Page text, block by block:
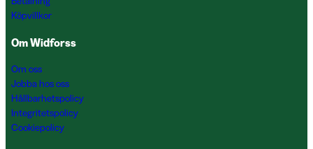
Köpvillkor
Om Widforss
Om oss
Jobba hos oss
Hållbarhetspolicy
Integritetspolicy
Cookiepolicy